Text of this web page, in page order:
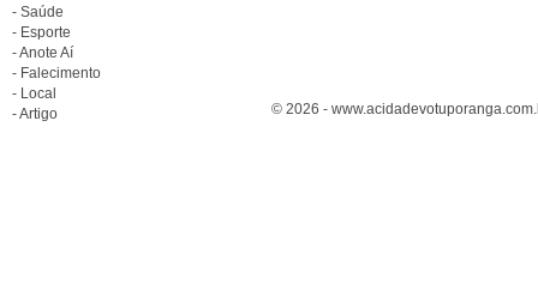
- Saúde
- Esporte
- Anote Aí
- Falecimento
- Local
- Artigo
© 2026 -